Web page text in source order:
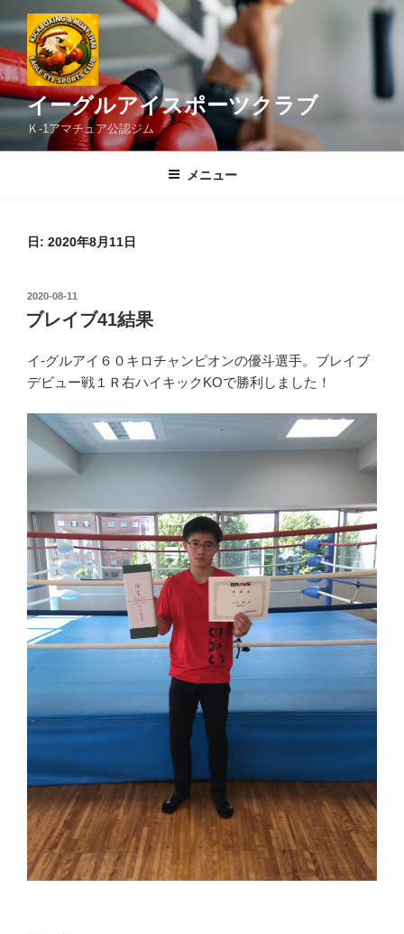
ン
テ
ン
ツ
へ
ス
イーグルアイスポーツクラブ
Ｋ-1アマチュア公認ジム
メニュー
日: 2020年8月11日
投
稿
日:
2020-08-11
ブレイブ41結果
イ-グルアイ６０キロチャンピオンの優斗選手。ブレイブ
デビュー戦１Ｒ右ハイキックKOで勝利しました！